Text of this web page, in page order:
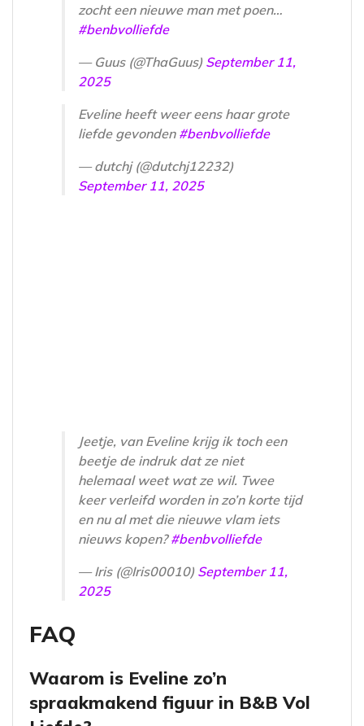
zocht een nieuwe man met poen…
#benbvolliefde
— Guus (@ThaGuus) September 11,
2025
Eveline heeft weer eens haar grote
liefde gevonden #benbvolliefde
— dutchj (@dutchj12232)
September 11, 2025
Jeetje, van Eveline krijg ik toch een
beetje de indruk dat ze niet
helemaal weet wat ze wil. Twee
keer verleifd worden in zo’n korte tijd
en nu al met die nieuwe vlam iets
nieuws kopen?#benbvolliefde
— Iris (@Iris00010) September 11,
2025
FAQ
Waarom is Eveline zo’n
spraakmakend figuur in B&B Vol